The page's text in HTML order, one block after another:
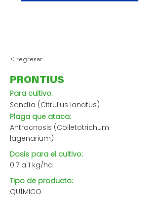
< regresar
PRONTIUS
Para cultivo:
Sandía (Citrullus lanatus)
Plaga que ataca:
Antracnosis (Colletotrichum
lagenarium)
Dosis para el cultivo:
0.7 a 1 kg/ha
Tipo de producto:
QUÍMICO